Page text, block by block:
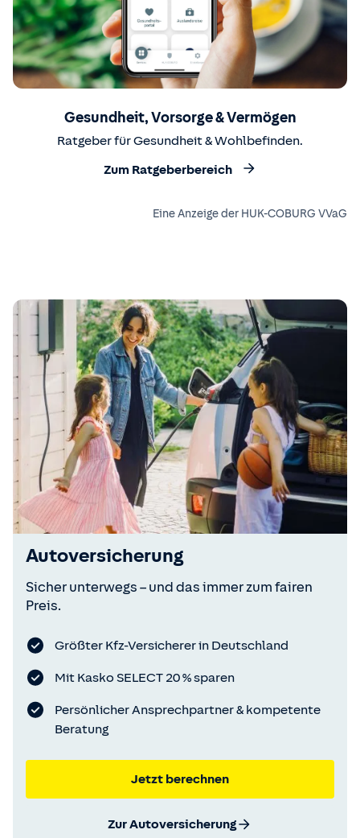
Gesundheit, Vorsorge & Vermögen
Ratgeber für Gesundheit & Wohlbefinden.
Zum Ratgeberbereich
Eine Anzeige der HUK-COBURG VVaG
Autoversicherung
Sicher unterwegs – und das immer zum fairen
Preis.
Größter Kfz-Versicherer in Deutschland
Mit Kasko SELECT 20 % sparen
Persönlicher Ansprechpartner & kompetente
Beratung
Jetzt berechnen
Zur Autoversicherung